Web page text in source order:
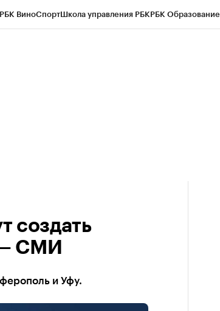
РБК ВиноСпортШкола управления РБКРБК Образование
создать
СМИ
и Уфу.